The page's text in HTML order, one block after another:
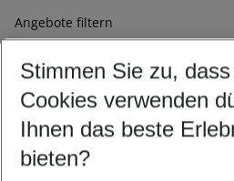
Angebote filtern
Ändern Sie Ihre Kriterien nach
Abflughafen wählen
Beliebiger Abflughafen
Reisezeitraum wählen
09.08.26– 07.08.27 5-8
Stimmen Sie zu,
Cookies verwenden
Ihnen das beste
bieten?